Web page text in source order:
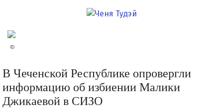
©
В Чеченской Республике опровергли
информацию об избиении Малики
Джикаевой в СИЗО